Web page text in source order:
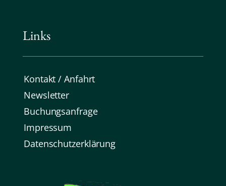
Links
Kontakt / Anfahrt
Newsletter
Buchungsanfrage
Impressum
Datenschutz­erklärung